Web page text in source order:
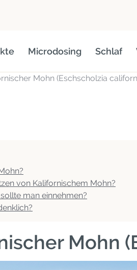
Microdosing Schlaf
Mohn (Eschscholzia
von Kalifornischem Mohn?
man einnehmen?
Mohn